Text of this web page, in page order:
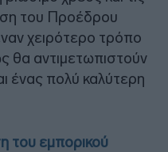
του Προέδρου
χειρότερο τρόπο
θα αντιμετωπιστούν
ένας πολύ καλύτερη
του εμπορικού